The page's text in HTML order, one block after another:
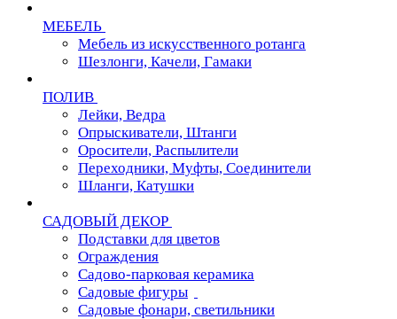
МЕБЕЛЬ
Мебель из искусственного ротанга
Шезлонги, Качели, Гамаки
ПОЛИВ
Лейки, Ведра
Опрыскиватели, Штанги
Оросители, Распылители
Переходники, Муфты, Соединители
Шланги, Катушки
САДОВЫЙ ДЕКОР
Подставки для цветов
Ограждения
Садово-парковая керамика
Садовые фигуры
Садовые фонари, светильники